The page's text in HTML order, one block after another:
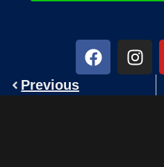
Previous